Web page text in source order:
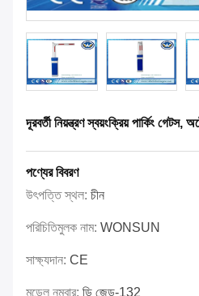
দূরবর্তী নিয়ন্ত্রণ স্বয়ংক্রিয় পার্কিং গেটস,
পণ্যের বিবরণ
উৎপত্তি স্থল: চীন
পরিচিতিমুলক নাম: WONSUN
সাক্ষ্যদান: CE
মডেল নম্বার: ডি জেড-132